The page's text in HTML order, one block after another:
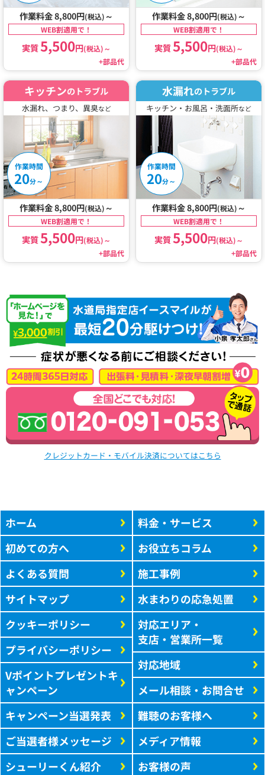
作業料金 8,800円(税込) ～
WEB割適用で！
実質5,500円(税込)～
+部品代
作業料金 8,800円(税込) ～
WEB割適用で！
実質5,500円(税込)～
+部品代
キッチンのトラブル
水漏れ、つまり、異臭など
作業時間
20分～
作業料金 8,800円(税込) ～
WEB割適用で！
実質5,500円(税込)～
+部品代
水漏れのトラブル
キッチン・お風呂・洗面所など
作業時間
20分～
作業料金 8,800円(税込) ～
WEB割適用で！
実質5,500円(税込)～
+部品代
クレジットカード・モバイル決済についてはこちら
ホーム
初めての方へ
よくある質問
サイトマップ
クッキーポリシー
プライバシーポリシー
Vポイントプレゼントキ
ャンペーン
キャンペーン当選発表
ご当選者様メッセージ
シューリーくん紹介
料金・サービス
お役立ちコラム
施工事例
水まわりの応急処置
対応エリア・
支店・営業所一覧
対応地域
メール相談・お問合せ
難聴のお客様へ
メディア情報
お客様の声